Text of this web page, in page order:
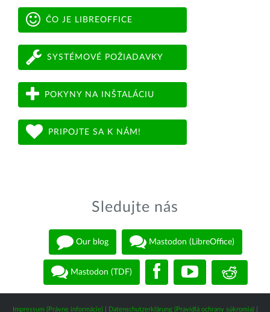
ČO JE LIBREOFFICE
SYSTÉMOVÉ POŽIADAVKY
POKYNY NA INŠTALÁCIU
PRIPOJTE SA K NÁM!
Sledujte nás
Our blog Mastodon (LibreOffice)
Mastodon (TDF)
Impressum (Právne informácie)| Datenschutzerklärung (Pravidlá ochrany súkromia)|